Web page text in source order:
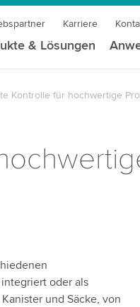
Karriere
& Lösungen
Kontrolle für hochwertige
oder als
und Säcke, von